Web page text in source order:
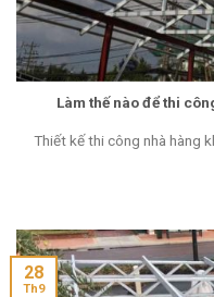
Làm thế nào để thi
Thiết kế thi công nhà hàng
28
Th9